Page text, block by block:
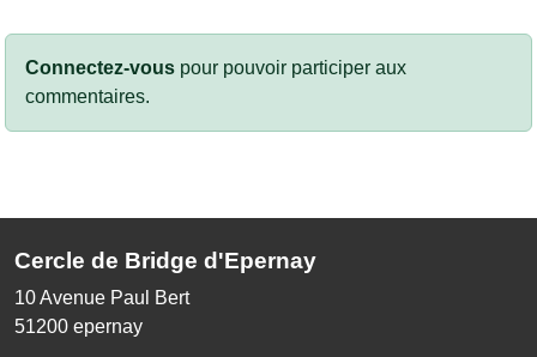
Connectez-vous pour pouvoir participer aux
commentaires.
Cercle de Bridge d'Epernay
10 Avenue Paul Bert
51200 epernay